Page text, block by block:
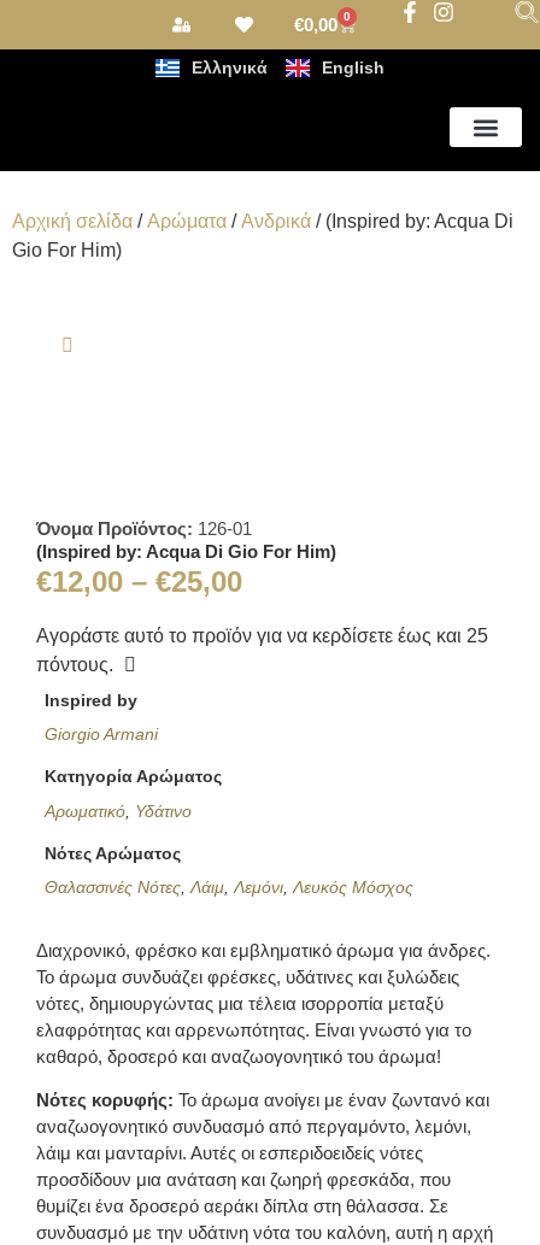
€0,00 0
Ελληνικά English
Αρχική σελίδα /Αρώματα /Ανδρικά / (Inspired by: Acqua Di
Gio For Him)
Όνομα Προϊόντος: 126-01
(Inspired by: Acqua Di Gio For Him)
€12,00 – €25,00
Αγοράστε αυτό το προϊόν για να κερδίσετε έως και 25
πόντους.
Inspired by
Giorgio Armani
Κατηγορία Αρώματος
Αρωματικό Υδάτινο
Νότες Αρώματος
Θαλασσινές Νότες ,Λάιμ ,Λεμόνι ,Λευκός Μόσχος
Διαχρονικό, φρέσκο και εμβληματικό άρωμα για άνδρες.
Το άρωμα συνδυάζει φρέσκες, υδάτινες και ξυλώδεις
νότες, δημιουργώντας μια τέλεια ισορροπία μεταξύ
ελαφρότητας και αρρενωπότητας. Είναι γνωστό για το
καθαρό, δροσερό και αναζωογονητικό του άρωμα!
Νότες κορυφής: Το άρωμα ανοίγει με έναν ζωντανό και
αναζωογονητικό συνδυασμό από περγαμόντο, λεμόνι,
λάιμ και μανταρίνι. Αυτές οι εσπεριδοειδείς νότες
προσδίδουν μια ανάταση και ζωηρή φρεσκάδα, που
θυμίζει ένα δροσερό αεράκι δίπλα στη θάλασσα. Σε
συνδυασμό με την υδάτινη νότα του καλόνη, αυτή η αρχή